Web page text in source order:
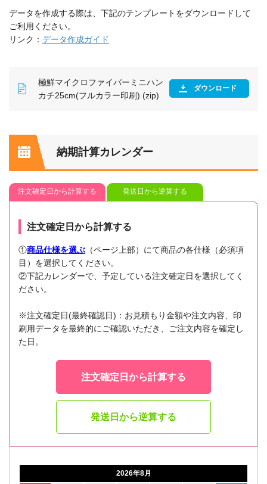
データを作成する際は、下記のテンプレートをダウンロードして
ご利用ください。
リンク： データ作成ガイド
極鮮マイクロファイバーミニハン
カチ25cm(フルカラー印刷) (zip)
ダウンロード
納期計算カレンダー
注文確定日から計算する 発送日から逆算する
注文確定日から計算する
①商品仕様を選ぶ （ページ上部）にて商品の各仕様（必須項
目）を選択してください。
②下記カレンダーで、予定している注文確定日を選択してく
ださい。
※注文確定日(最終確認日)：お見積もり金額や注文内容、印
刷用データを最終的にご確認いただき、ご注文内容を確定し
た日。
注文確定日から計算する
発送日から逆算する
2026年8月